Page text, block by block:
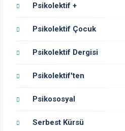
Psikolektif +
Psikolektif Çocuk
Psikolektif Dergisi
Psikolektif'ten
Psikososyal
Serbest Kürsü